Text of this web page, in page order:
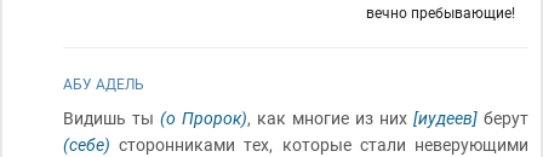
вечно пребывающие!
АБУ АДЕЛЬ
Видишь ты (о Пророк), как многие из них [иудеев] берут
(себе) сторон­никами тех, которые стали неверующими